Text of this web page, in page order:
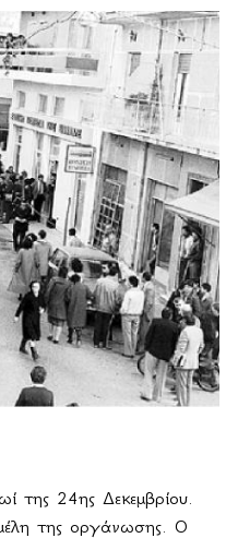
της 24ης Δεκεμβρίου.
μέλη της οργάνωσης. Ο